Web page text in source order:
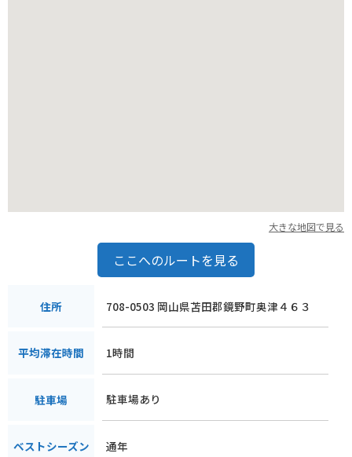
大きな地図で見る
ここへのルートを見る
住所 708-0503 岡山県苫田郡鏡野町奥津４６３
平均滞在時間 1時間
駐車場 駐車場あり
ベストシーズン 通年